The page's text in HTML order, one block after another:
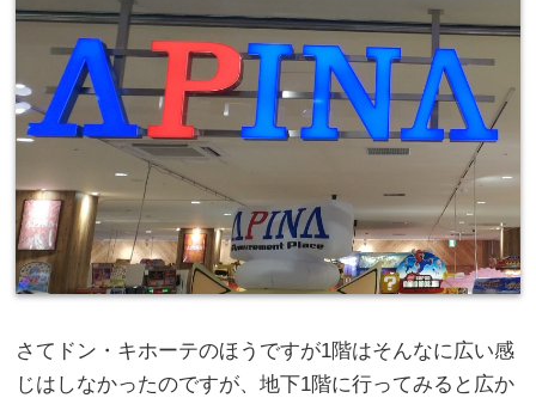
さてドン・キホーテのほうですが1階はそんなに広い感
じはしなかったのですが、地下1階に行ってみると広か